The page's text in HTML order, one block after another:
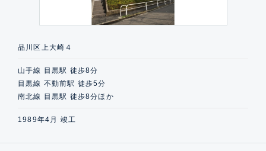
品川区上大崎４
山手線 目黒駅 徒歩8分
目黒線 不動前駅 徒歩5分
南北線 目黒駅 徒歩8分ほか
1989年4月 竣工